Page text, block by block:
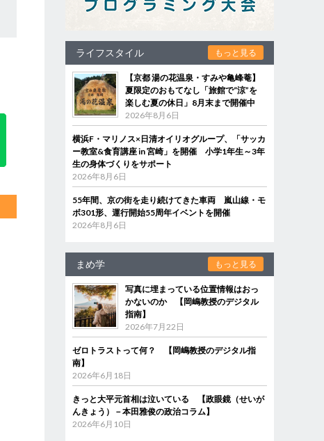
ライフスタイル もっと見る
【京都 湯の花温泉・すみや亀峰菴】
夏限定のおもてなし「旅館で“涼”を
楽しむ夏の休日」8月末まで開催中
2026年8月6日
横浜F・マリノス×日清オイリオグループ、「サッカ
ー教室&食育講座 in 宮崎」を開催 小学1年生～3年
生の身体づくりをサポート
2026年8月6日
55年間、京の街を走り続けてきた車両 嵐山線・モ
ボ301形、運行開始55周年イベントを開催
2026年8月6日
まめ学 もっと見る
写真に埋まっている位置情報はおっ
かないのか 【岡嶋教授のデジタル
指南】
2026年7月22日
ゼロトラストって何？ 【岡嶋教授のデジタル指
南】
2026年6月18日
きっと大平元首相は泣いている 【政眼鏡（せいが
んきょう）－本田雅俊の政治コラム】
2026年6月10日